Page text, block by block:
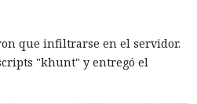
2,3 veces.
que infiltrarse en el servidor.
"khunt" y entregó el